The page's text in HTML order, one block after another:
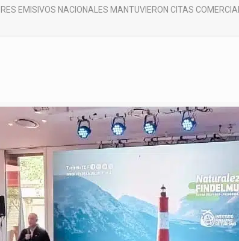
EMISIVOS NACIONALES MANTUVIERON CITAS